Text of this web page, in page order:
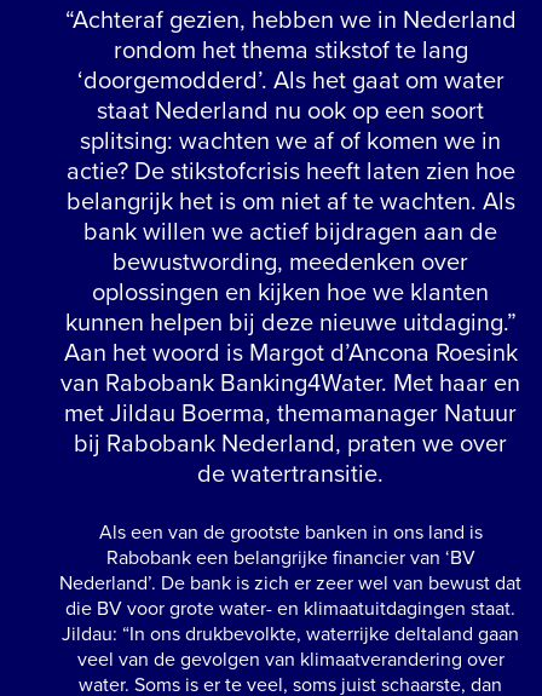
“Achteraf gezien, hebben we in Nederland
rondom het thema stikstof te lang
‘doorgemodderd’. Als het gaat om water
staat Nederland nu ook op een soort
splitsing: wachten we af of komen we in
actie? De stikstofcrisis heeft laten zien hoe
belangrijk het is om niet af te wachten. Als
bank willen we actief bijdragen aan de
bewustwording, meedenken over
oplossingen en kijken hoe we klanten
kunnen helpen bij deze nieuwe uitdaging.”
Aan het woord is Margot d’Ancona Roesink
van Rabobank Banking4Water. Met haar en
met Jildau Boerma, themamanager Natuur
bij Rabobank Nederland, praten we over
de watertransitie.
Als een van de grootste banken in ons land is
Rabobank een belangrijke financier van ‘BV
Nederland’. De bank is zich er zeer wel van bewust dat
die BV voor grote water- en klimaatuitdagingen staat.
Jildau: “In ons drukbevolkte, waterrijke deltaland gaan
veel van de gevolgen van klimaatverandering over
water. Soms is er te veel, soms juist schaarste, dan